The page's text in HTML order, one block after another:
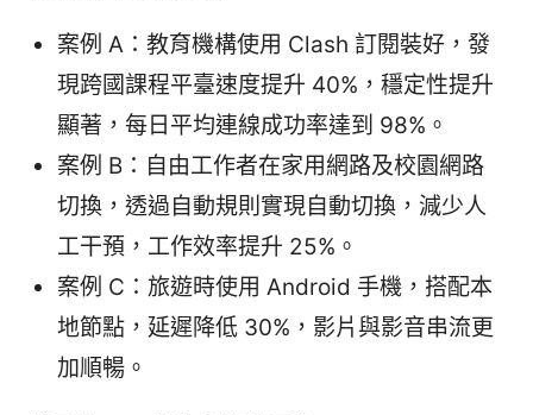
案例 A：教育機構使用 Clash 訂閱裝好，發
現跨國課程平臺速度提升 40%，穩定性提升
顯著，每日平均連線成功率達到 98%。
案例 B：自由工作者在家用網路及校園網路
切換，透過自動規則實現自動切換，減少人
工干預，工作效率提升 25%。
案例 C：旅遊時使用 Android 手機，搭配本
地節點，延遲降低 30%，影片與影音串流更
加順暢。